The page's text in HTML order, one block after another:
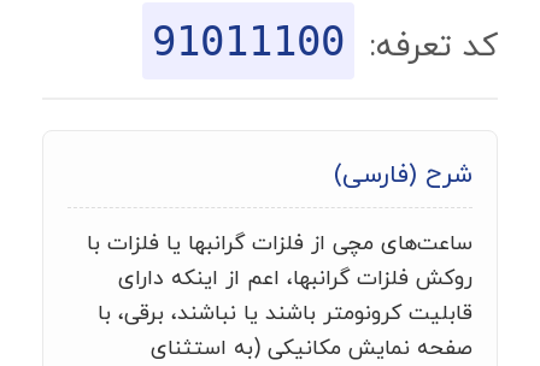
جستجوگر تعرفه گمرکی
ماشین حساب گمرکی
خدمات رایگان دیگر
کد تعرفه: 91011100
شرح (فارسی)
ساعت‌های مچی از فلزات گرانبها یا فلزات با
روکش فلزات گرانبها، اعم از اینکه دارای
قابلیت کرونومتر باشند یا نباشند، برقی، با
صفحه نمایش مکانیکی (به استثنای